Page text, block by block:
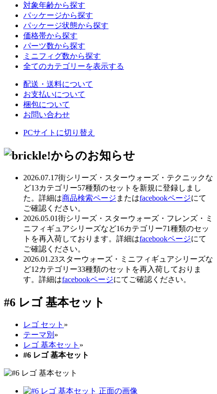
対象年齢から探す
パッケージから探す
パッケージ状態から探す
価格帯から探す
パーツ数から探す
ミニフィグ数から探す
全てのカテゴリーを表示する
配送・送料について
お支払いについて
梱包について
お問い合わせ
PCサイトに切り替え
2026.07.17街シリーズ・スターウォーズ・テクニックな
ど13カテゴリー57種類のセットを新規に登録しまし
た。詳細は商品検索ページ またはfacebookページにて
ご確認ください。
2026.05.01街シリーズ・スターウォーズ・フレンズ・ミ
ニフィギュアシリーズなど16カテゴリー71種類のセッ
トを再入荷しております。詳細はfacebookページにて
ご確認ください。
2026.01.23スターウォーズ・ミニフィギュアシリーズな
ど12カテゴリー33種類のセットを再入荷しておりま
す。詳細はfacebookページにてご確認ください。
#6 レゴ 基本セット
レゴ セット »
テーマ別 »
レゴ 基本セット »
#6 レゴ 基本セット